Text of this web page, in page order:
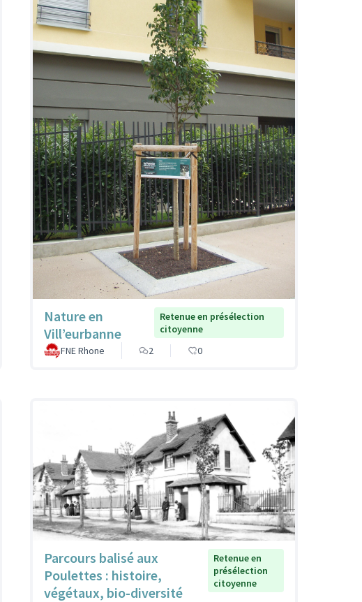
Nature en
Vill’eurbanne
Retenue en présélection
citoyenne
FNE Rhone
2 0
Parcours balisé aux
Poulettes : histoire,
végétaux, bio-diversité
Retenue en
présélection
citoyenne